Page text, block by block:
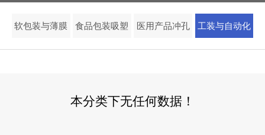
软包装与薄膜 食品包装吸塑 医用产品冲孔 工装与自动化
本分类下无任何数据！